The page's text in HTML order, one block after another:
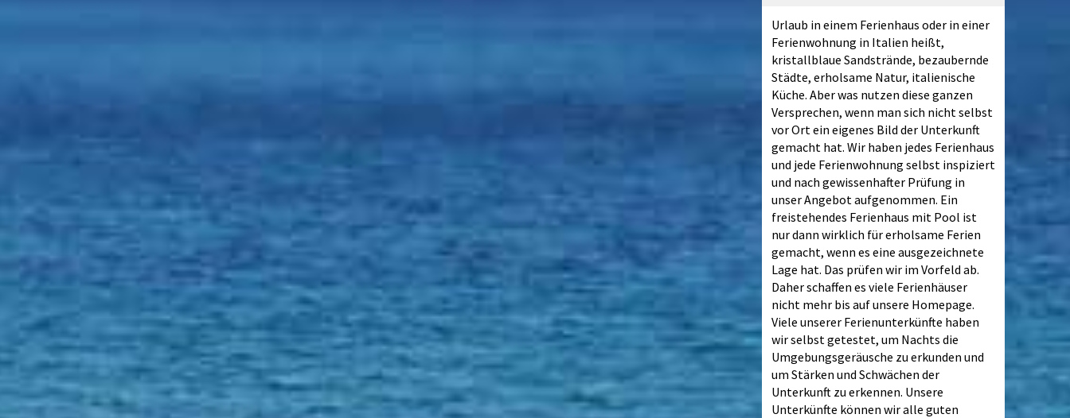
Urlaub in einem Ferienhaus oder in einer
Ferienwohnung in Italien heißt,
kristallblaue Sandstrände, bezaubernde
Städte, erholsame Natur, italienische
Küche. Aber was nutzen diese ganzen
Versprechen, wenn man sich nicht selbst
vor Ort ein eigenes Bild der Unterkunft
gemacht hat. Wir haben jedes Ferienhaus
und jede Ferienwohnung selbst inspiziert
und nach gewissenhafter Prüfung in
unser Angebot aufgenommen. Ein
freistehendes Ferienhaus mit Pool ist
nur dann wirklich für erholsame Ferien
gemacht, wenn es eine ausgezeichnete
Lage hat. Das prüfen wir im Vorfeld ab.
Daher schaffen es viele Ferienhäuser
nicht mehr bis auf unsere Homepage.
Viele unserer Ferienunterkünfte haben
wir selbst getestet, um Nachts die
Umgebungsgeräusche zu erkunden und
um Stärken und Schwächen der
Unterkunft zu erkennen. Unsere
Unterkünfte können wir alle guten